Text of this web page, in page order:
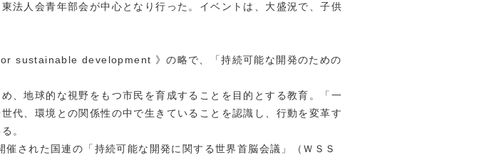
法人会青年部会が中心となり行った。イベントは、大盛況で、子供
sustainable development 》の略で、「持続可能な開発のための
、地球的な視野をもつ市民を育成することを目的とする教育。「一
代、環境との関係性の中で生きていることを認識し、行動を変革す
。
された国連の「持続可能な開発に関する世界首脳会議」（ＷＳＳ